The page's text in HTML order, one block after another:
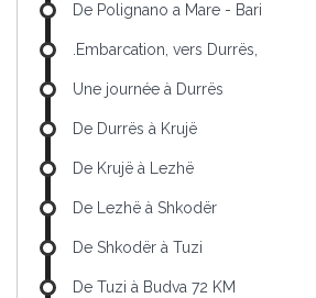
De Polignano a Mare - Bari
.Embarcation, vers Durrës,
Une journée à Durrës
De Durrës à Krujë
De Krujë à Lezhë
De Lezhë à Shkodër
De Shkodër à Tuzi
De Tuzi à Budva 72 KM